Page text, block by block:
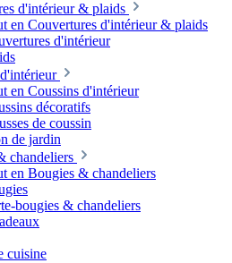
d'intérieur & plaids
en Couvertures d'intérieur & plaids
d'intérieur
en Coussins d'intérieur
décoratifs
de coussin
de jardin
chandeliers
en Bougies & chandeliers
bougies & chandeliers
cuisine